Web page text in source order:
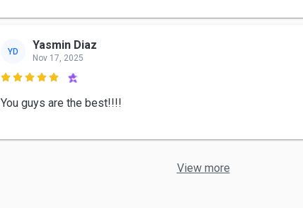
YD Yasmin Diaz
Nov 17, 2025

You guys are the best!!!!
View more